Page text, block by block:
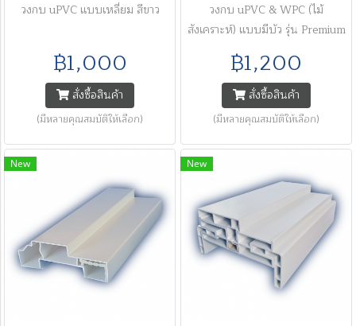
วงกบ uPVC แบบเหลี่ยม สีขาว
฿1,000
สั่งซื้อสินค้า
(มีหลายคุณสมบัติให้เลือก)
วงกบ uPVC & WPC (ไม้
สังเคราะห์) แบบมีบัว รุ่น Premium
฿1,200
สั่งซื้อสินค้า
(มีหลายคุณสมบัติให้เลือก)
New New